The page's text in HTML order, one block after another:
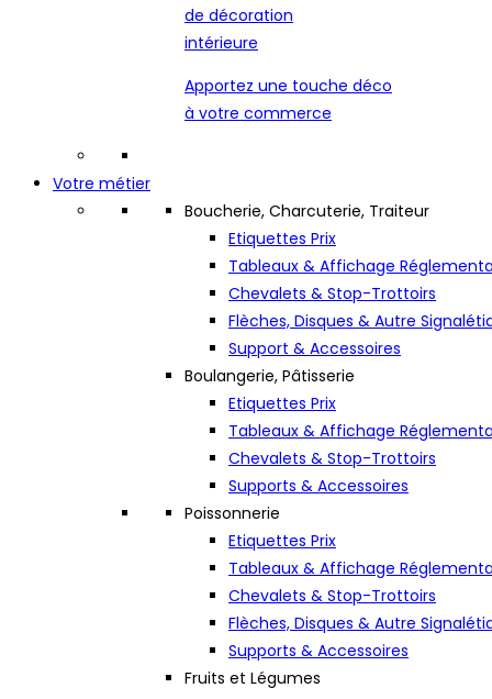
de décoration
intérieure
Apportez une touche déco
à votre commerce
Votre métier
Boucherie, Charcuterie, Traiteur
Etiquettes Prix
Tableaux & Affichage
Chevalets & Stop-Trottoirs
Flèches, Disques & Autre
Support & Accessoires
Boulangerie, Pâtisserie
Etiquettes Prix
Tableaux & Affichage
Chevalets & Stop-Trottoirs
Supports & Accessoires
Poissonnerie
Etiquettes Prix
Tableaux & Affichage
Chevalets & Stop-Trottoirs
Flèches, Disques & Autre
Supports & Accessoires
Fruits et Légumes